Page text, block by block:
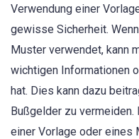
Verwendung einer
gewisse Sicherheit.
Muster verwendet, kann
wichtigen Informationen
hat. Dies kann dazu
Bußgelder zu
einer Vorlage oder eines